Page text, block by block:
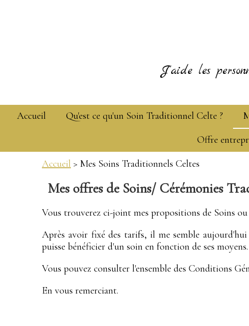
J'aide les
Accueil Qu'est ce qu'un Soin Traditionnel Celte ?
Offre
Accueil > Mes Soins Traditionnels Celtes
Mes offres de Soins/ Cérémonies
Vous trouverez ci-joint mes propositions de Soins
Après avoir fixé des tarifs, il me semble
puisse bénéficier d'un soin en fonction de ses moyens.
Vous pouvez consulter l'ensemble des Conditions
En vous remerciant.